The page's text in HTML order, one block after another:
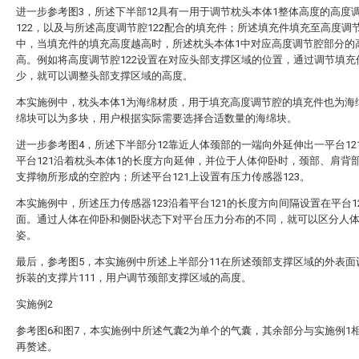
进一步参考图3，所述下半部12具有一用于调节枕头本体1整体高度的高度
122，以及与所述高度调节腔122配合的填充件；所述填充件填充至高度调
中，当填充件的填充高度越高时，所述枕头本体1中对应高度调节腔部分的
高。例如将高度调节腔122设置在对应头部支撑区域的位置，通过调节填充
少，就可以调整头部支撑区域的高度。
本实施例中，枕头本体1为海绵材质，用于填充高度调节腔的填充件也为海
绵块可以为多块，用户根据实际需要选择合适数量的海绵块。
进一步参考图4，所述下半部分12靠近人体颈部的一端向外延伸出一平台
平台121沿着枕头本体1的长度方向延伸，并位于人体仰卧时，颈部、肩背
支撑物所形成的空腔内；所述平台121上设置有压力传感器123。
本实施例中，所述压力传感器123沿着平台121的长度方向间隔设置在平台
面。通过人体在仰卧和侧卧状态下对平台压力分布的不同，就可以区分人
姿。
最后，参考图5，本实施例中所述上半部分11在所述颈部支撑区域的外表面
拆装的支撑片111，用户调节颈部支撑区域的高度。
实施例2
参考图6和图7，本实施例中所述气囊2为单个的气囊，其余部分与实施例1
再赘述。